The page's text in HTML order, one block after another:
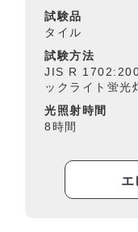
試験品
タイル
試験方法
JIS R
ックライト蛍
光照射時間
8時間
エ